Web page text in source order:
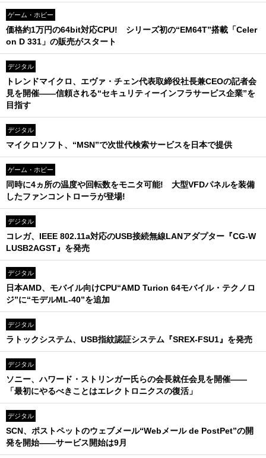
ゲーム・ホビー
価格約1万円の64bit対応CPU! シリーズ初の“EM64T”搭載「Celer
on D 331」の販売がスタート
デジタル
トレンドマイクロ、エヴァ・チェン代表取締役社長兼CEOの記者会
見を開催――信頼される“セキュリティーインフラサービス企業”を
目指す
デジタル
マイクロソフト、“MSN”で次世代検索サービスを日本で提供
ゲーム・ホビー
同時に4ヵ所の温度や回転数をモニタ可能! 大型VFDパネルを装備
したファンコントローラが登場!
デジタル
コレガ、IEEE 802.11a対応のUSB接続無線LANアダプター『CG-W
LUSB2AGST』を発売
デジタル
日本AMD、モバイル向けCPU“AMD Turion 64モバイル・テクノロ
ジ”に“モデルML-40”を追加
デジタル
ラトックシステム、USB指紋認証システム『SREX-FSU1』を発売
デジタル
ソニー、ハワード・ストリンガー氏らの会長就任会見を開催――
「最初にやるべきことはエレクトロニクスの復活」
デジタル
SCN、ポストペットのウェブメール“Webメール de PostPet”の開
発を開始――サービス開始は9月